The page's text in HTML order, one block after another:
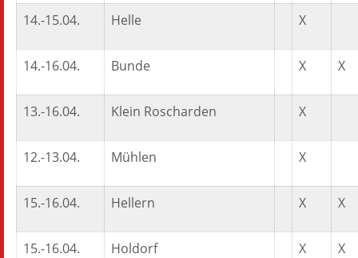
14.-15.04. Helle X
14.-16.04. Bunde X X
13.-16.04. Klein Roscharden X
12.-13.04. Mühlen X
15.-16.04. Hellern X X
15.-16.04. Holdorf X X